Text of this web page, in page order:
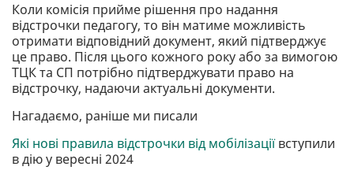
Коли комісія прийме рішення про надання
відстрочки педагогу, то він матиме можливість
отримати відповідний документ, який підтверджує
це право. Після цього кожного року або за вимогою
ТЦК та СП потрібно підтверджувати право на
відстрочку, надаючи актуальні документи.
Нагадаємо, раніше ми писали
Які нові правила відстрочки від мобілізаціївступили
в дію у вересні 2024